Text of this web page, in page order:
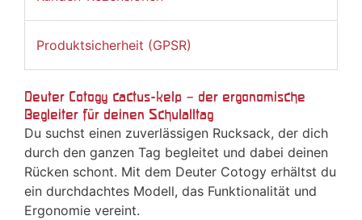
Produktsicherheit (GPSR)
Deuter Cotogy cactus-kelp – der ergonomische
Begleiter für deinen Schulalltag
Du suchst einen zuverlässigen Rucksack, der dich
durch den ganzen Tag begleitet und dabei deinen
Rücken schont. Mit dem Deuter Cotogy erhältst du
ein durchdachtes Modell, das Funktionalität und
Ergonomie vereint.